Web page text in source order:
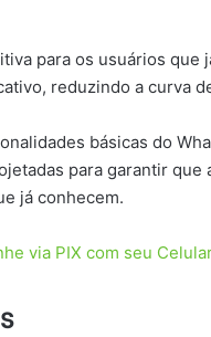
para os usuários
reduzindo a curva
básicas do
para garantir
já conhecem.
via PIX com seu